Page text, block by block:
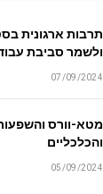
תרבות ארגונית
ולשמר סביבת
07/09/2024
מטא-וורס
והכלכליים
05/09/2024